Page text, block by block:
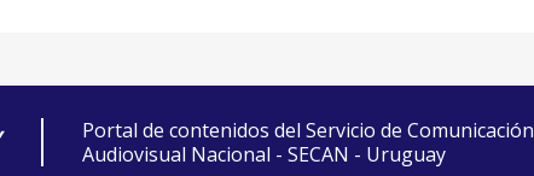
Portal de contenidos del Servicio de Comunicación
Audiovisual Nacional - SECAN - Uruguay